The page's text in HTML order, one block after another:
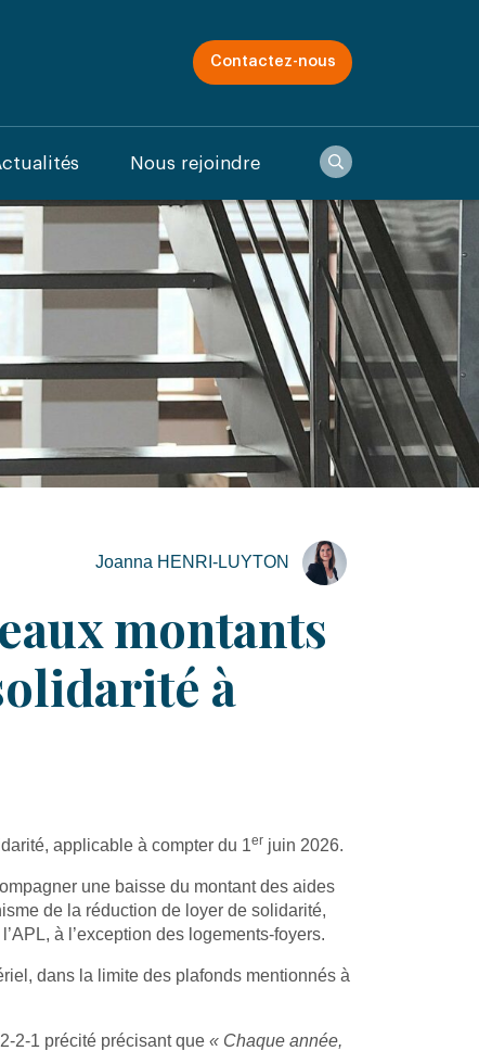
Contactez-nous
Recherche
Nous rejoindre
Joanna HENRI-LUYTON
montants
à
applicable à compter du 1er juin 2026.
une baisse du montant des aides
de la réduction de loyer de solidarité,
à l’exception des logements-foyers.
dans la limite des plafonds mentionnés à
2-1 précité précisant que « Chaque année,